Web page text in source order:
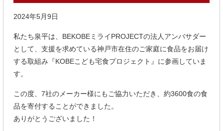
2024年5月9日
私たち泉平は、BEKOBEミライPROJECTの法人アンバサダー
として、支援を求めている神戸市在住のご家庭に食品をお届け
する取組み『KOBEこども宅食プロジェクト』に参画していま
す。
この度、7社のメーカー様にもご協力いただき、約3600食の食
品を寄付することができました。
ありがとうございました！